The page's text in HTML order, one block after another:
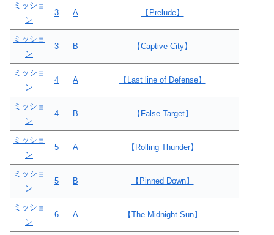
ミッショ
ン
3 A 【Prelude】
ミッショ
ン
3 B 【Captive City】
ミッショ
ン
4 A 【Last line of Defense】
ミッショ
ン
4 B 【False Target】
ミッショ
ン
5 A 【Rolling Thunder】
ミッショ
ン
5 B 【Pinned Down】
ミッショ
ン
6 A 【The Midnight Sun】